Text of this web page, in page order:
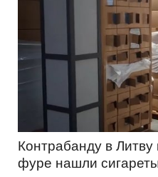
Контрабанду в Литву
фуре нашли